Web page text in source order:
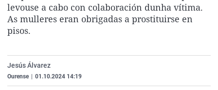
La rosa de los vientos
Gente viajera
Caso
Retornados
Operación Viuda
Extremadura
Galicia
Navarra
Virales
Televisión
levouse a cabo con colaboración dunha vítima.
As mulleres eran obrigadas a prostituirse en
pisos.
Jesús Álvarez
Ourense 01.10.2024 14:19